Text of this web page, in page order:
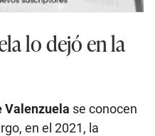
lo dejó en la
Valenzuela se conocen
en el 2021, la